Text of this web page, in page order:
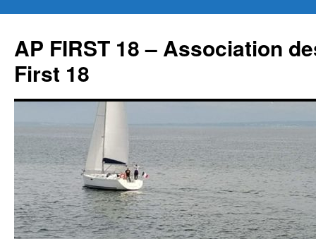
contenu
AP FIRST 18 – Association
First 18